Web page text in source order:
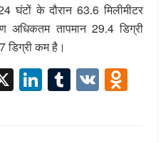
के दौरान 63.6 मिलीमीटर
अधिकतम तापमान 29.4 डिग्री
डिग्री कम है।
X Li
n
T
u
V
K